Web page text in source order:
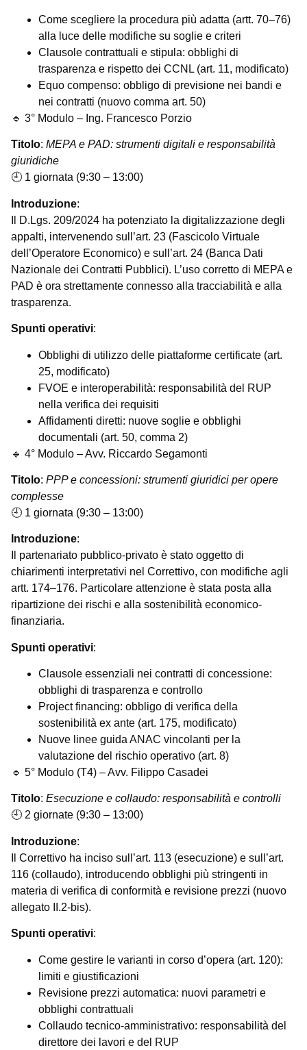
Come scegliere la procedura più adatta (artt. 70–76)
alla luce delle modifiche su soglie e criteri
Clausole contrattuali e stipula: obblighi di
trasparenza e rispetto dei CCNL (art. 11, modificato)
Equo compenso: obbligo di previsione nei bandi e
nei contratti (nuovo comma art. 50)
🔹 3° Modulo – Ing. Francesco Porzio
Titolo: MEPA e PAD: strumenti digitali e responsabilità
giuridiche
🕘 1 giornata (9:30 – 13:00)
Introduzione:
Il D.Lgs. 209/2024 ha potenziato la digitalizzazione degli
appalti, intervenendo sull’art. 23 (Fascicolo Virtuale
dell’Operatore Economico) e sull’art. 24 (Banca Dati
Nazionale dei Contratti Pubblici). L’uso corretto di MEPA e
PAD è ora strettamente connesso alla tracciabilità e alla
trasparenza.
Spunti operativi:
Obblighi di utilizzo delle piattaforme certificate (art.
25, modificato)
FVOE e interoperabilità: responsabilità del RUP
nella verifica dei requisiti
Affidamenti diretti: nuove soglie e obblighi
documentali (art. 50, comma 2)
🔹 4° Modulo – Avv. Riccardo Segamonti
Titolo: PPP e concessioni: strumenti giuridici per opere
complesse
🕘 1 giornata (9:30 – 13:00)
Introduzione:
Il partenariato pubblico-privato è stato oggetto di
chiarimenti interpretativi nel Correttivo, con modifiche agli
artt. 174–176. Particolare attenzione è stata posta alla
ripartizione dei rischi e alla sostenibilità economico-
finanziaria.
Spunti operativi:
Clausole essenziali nei contratti di concessione:
obblighi di trasparenza e controllo
Project financing: obbligo di verifica della
sostenibilità ex ante (art. 175, modificato)
Nuove linee guida ANAC vincolanti per la
valutazione del rischio operativo (art. 8)
🔹 5° Modulo (T4) – Avv. Filippo Casadei
Titolo: Esecuzione e collaudo: responsabilità e controlli
🕘 2 giornate (9:30 – 13:00)
Introduzione:
Il Correttivo ha inciso sull’art. 113 (esecuzione) e sull’art.
116 (collaudo), introducendo obblighi più stringenti in
materia di verifica di conformità e revisione prezzi (nuovo
allegato II.2-bis).
Spunti operativi:
Come gestire le varianti in corso d’opera (art. 120):
limiti e giustificazioni
Revisione prezzi automatica: nuovi parametri e
obblighi contrattuali
Collaudo tecnico-amministrativo: responsabilità del
direttore dei lavori e del RUP